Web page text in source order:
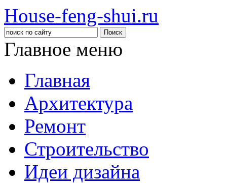
House-feng-shui.ru
Главное меню
Главная
Архитектура
Ремонт
Строительство
Идеи дизайна